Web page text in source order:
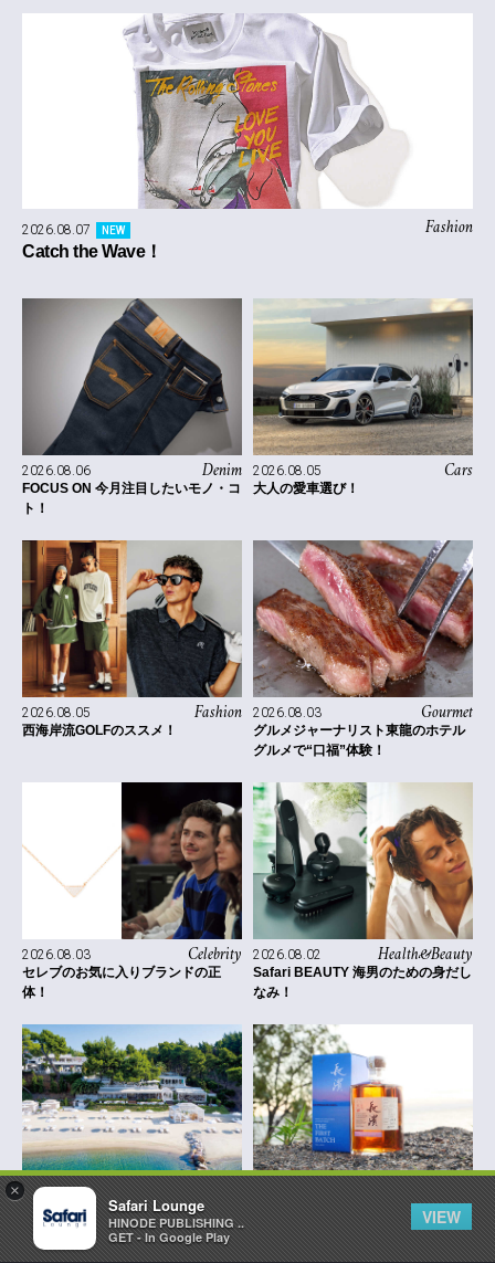
×
Safari Lounge
HINODE PUBLISHING ..
GET - In Google Play
VIEW
Fashion
2026.08.07 NEW
Catch the Wave！
Denim
2026.08.06
FOCUS ON 今月注目したいモノ・コ
ト！
Cars
2026.08.05
大人の愛車選び！
Fashion
2026.08.05
西海岸流GOLFのススメ！
Gourmet
2026.08.03
グルメジャーナリスト東龍のホテル
グルメで“口福”体験！
Celebrity
2026.08.03
セレブのお気に入りブランドの正
体！
Health&Beauty
2026.08.02
Safari BEAUTY 海男のための身だし
なみ！
Stay&Travel
2026.08.02
眺めのよいホテル
Gourmet
2026.08.01
ジャパニーズ・ウイスキー・ジャー
ニー その土地で完成する一杯